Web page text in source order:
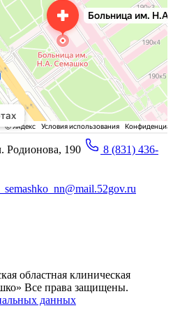
Родионова, 190
8 (831) 436-
областная клиническая
Все права защищены.
данных